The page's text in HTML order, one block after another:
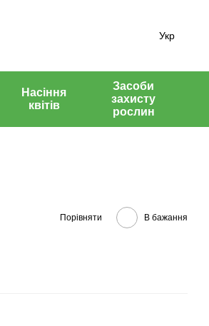
Укр
Насіння
квітів
Засоби
захисту
рослин
Порівняти В бажання